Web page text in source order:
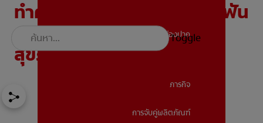
สุขภาพช่องปาก
ภารกิจ
การจับคู่ผลิตภัณฑ์
Toggle
ทำความรู้จักผลิตภัณฑ์ฟอกฟัน
ขาวชนิดต่างๆ เพื่อฟันขาว
สุขภาพดี